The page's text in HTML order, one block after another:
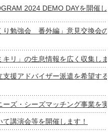
2024 DEMO DAYを開催し
り勉強会 番外編」意見交換会の
リ」の生息情報を広く収集しま
援アドバイザー派遣を希望する
ズ・シーズマッチング事業を実
講演会等を開催します！